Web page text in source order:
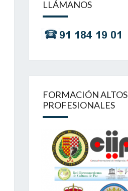
LLÁMANOS
FORMACIÓN ALTOS
PROFESIONALES